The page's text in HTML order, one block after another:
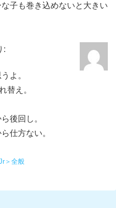
子も巻き込めないと大きい
:
よ。
替え。
後回し。
仕方ない。
＞全般